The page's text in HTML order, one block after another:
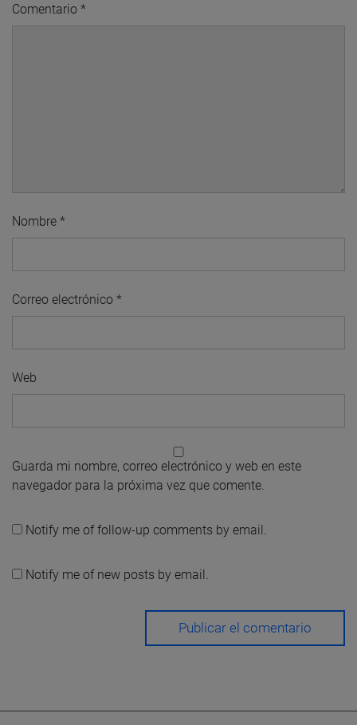
Comentario *
Nombre *
Correo electrónico *
Web
Guarda mi nombre, correo electrónico y web en este
navegador para la próxima vez que comente.
Notify me of follow-up comments by email.
Notify me of new posts by email.